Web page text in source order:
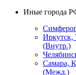
Иные города
Иркутск,
(Внутр.)
Самара,
(Межд.)